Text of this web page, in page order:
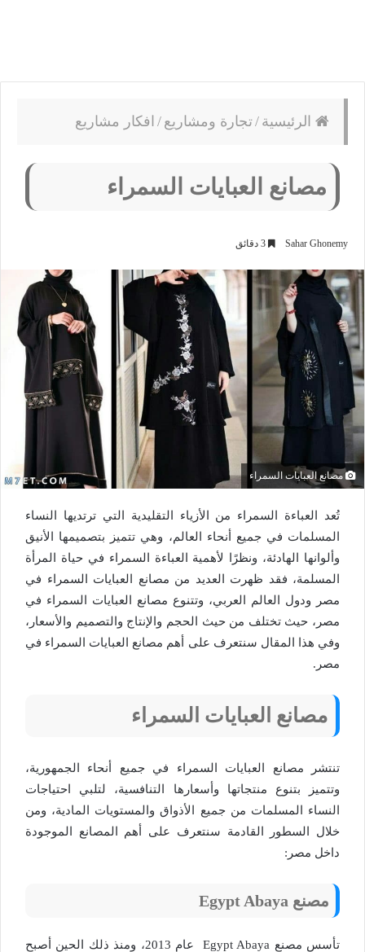
الرئيسية /تجارة ومشاريع / افكار مشاريع
مصانع العبايات السمراء
Sahar Ghonemy
مصانع العبايات السمراء
تُعد العباءة السمراء من الأزياء التقليدية التي ترتديها النساء
المسلمات في جميع أنحاء العالم، وهي تتميز بتصميمها الأنيق
وألوانها الهادئة، ونظرًا لأهمية العباءة السمراء في حياة المرأة
المسلمة، فقد ظهرت العديد من مصانع العبايات السمراء في
مصر ودول العالم العربي، وتتنوع مصانع العبايات السمراء في
مصر، حيث تختلف من حيث الحجم والإنتاج والتصميم والأسعار،
وفي هذا المقال سنتعرف على أهم مصانع العبايات السمراء في
مصر.
مصانع العبايات السمراء
تنتشر مصانع العبايات السمراء في جميع أنحاء الجمهورية،
وتتميز بتنوع منتجاتها وأسعارها التنافسية، لتلبي احتياجات
النساء المسلمات من جميع الأذواق والمستويات المادية، ومن
خلال السطور القادمة سنتعرف على أهم المصانع الموجودة
داخل مصر:
مصنع Egypt Abaya
تأسس مصنع Egypt Abaya عام 2013، ومنذ ذلك الحين أصبح